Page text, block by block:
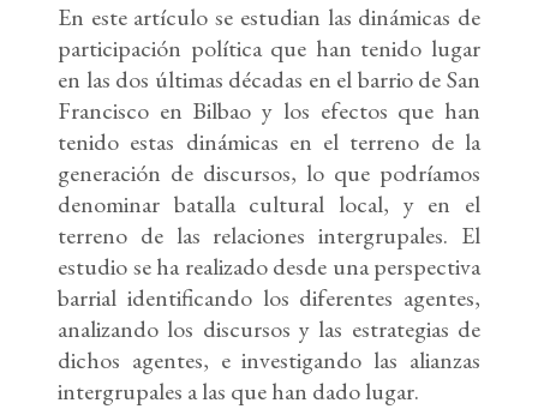
En este artículo se estudian las dinámicas de
participación política que han tenido lugar
en las dos últimas décadas en el barrio de San
Francisco en Bilbao y los efectos que han
tenido estas dinámicas en el terreno de la
generación de discursos, lo que podríamos
denominar batalla cultural local, y en el
terreno de las relaciones intergrupales. El
estudio se ha realizado desde una perspectiva
barrial identificando los diferentes agentes,
analizando los discursos y las estrategias de
dichos agentes, e investigando las alianzas
intergrupales a las que han dado lugar.